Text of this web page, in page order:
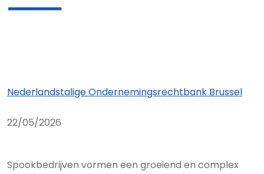
Nederlandstalige Ondernemings­rechtbank Brussel
22/05/2026
Spookbedrijven vormen een groeiend en complex